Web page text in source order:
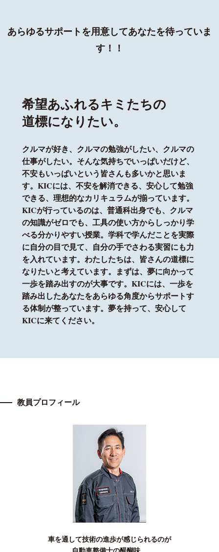
あらゆるサポートを⽤意してあなたを待っていま
す！！
希望あふれるキミたちの
道標になりたい。
クルマが好き、クルマの勉強がしたい、クルマの
仕事がしたい。そんな気持ちでいっぱいだけど、
不安もいっぱいという皆さんも多いかと思いま
す。KICには、不安を解消できる、安⼼して勉強
できる、理想的なカリキュラムが揃っています。
KICが⾏っているのは、普通科出⾝でも、クルマ
の知識がゼロでも、⼯具の使い⽅からしっかり学
べる分かりやすい授業。学科で学んだことを実際
に⾃分の⽬で⾒て、⾃分の⼿でさわる実習にも⼒
を⼊れています。わたしたちは、皆さんの道標に
なりたいと考えています。まずは、夢に向かって
⼀歩を踏み出すのが⼤事です。KICには、⼀歩を
踏み出したあなたをあらゆる⾓度からサポートす
る体制が整っています。夢を持って、安⼼して
KICに来てください。
教員プロフィール
車を通して技術の進歩が感じられるのが